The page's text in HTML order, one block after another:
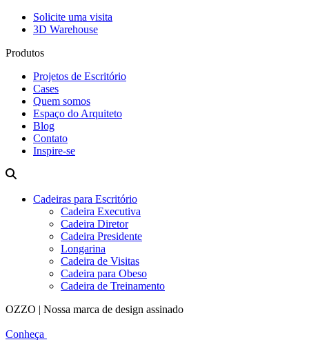
Solicite uma visita
3D Warehouse
Produtos
Projetos de Escritório
Cases
Quem somos
Espaço do Arquiteto
Blog
Contato
Inspire-se
Cadeiras para Escritório
Cadeira Executiva
Cadeira Diretor
Cadeira Presidente
Longarina
Cadeira de Visitas
Cadeira para Obeso
Cadeira de Treinamento
OZZO | Nossa marca de design assinado
Conheça